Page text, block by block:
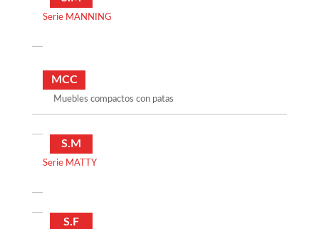
Serie MANNING
MCC
Muebles compactos con patas
S.M
Serie MATTY
S.F